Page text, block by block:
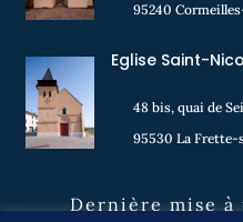
95240
Eglise Saint-
48 bis, quai de
95530 La Frette-
Dernière mise à